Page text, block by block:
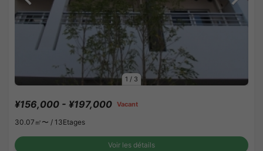
1 / 3
¥156,000 - ¥197,000 Vacant
30.07㎡〜 / 13Etages
Voir les détails